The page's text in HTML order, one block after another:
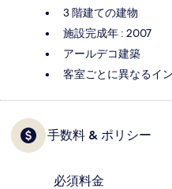
3 階建ての建物
施設完成年 : 2007
アールデコ建築
客室ごとに異なるイ
手数料 & ポリシー
必須料金